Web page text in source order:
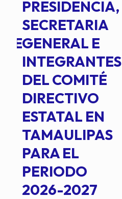
PRESIDENCIA,
SECRETARIA
GENERAL E
INTEGRANTES
DEL COMITÉ
DIRECTIVO
ESTATAL EN
TAMAULIPAS
PARA EL
PERIODO
2026-2027